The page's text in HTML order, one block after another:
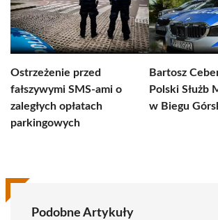
Ostrzeżenie przed
fałszywymi SMS-ami o
zaległych opłatach
parkingowych
Bartosz
Polski Służb
w Biegu
Podobne Artykuły